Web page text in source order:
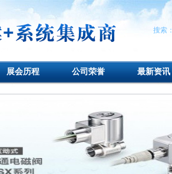
搜索：
展会历程 公司荣誉 最新资讯